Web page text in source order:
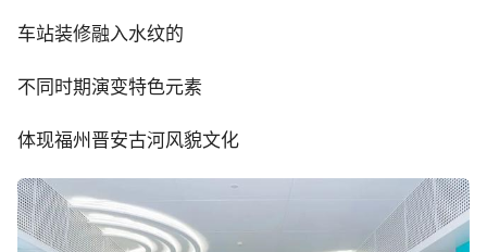
车站装修融入水纹的
不同时期演变特色元素
体现福州晋安古河风貌文化